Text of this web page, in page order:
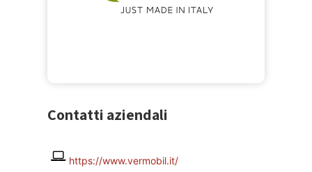
Contatti aziendali
https://www.vermobil.it/